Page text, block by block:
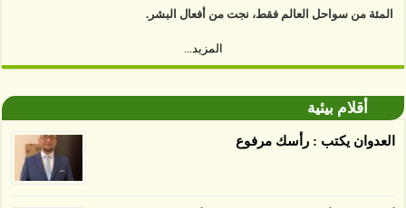
المئة من سواحل العالم فقط، نجت من أفعال البشر.
اعتمادها على أنها مستدامة تدمرت بشكل أسرع من
الغطاء عن أي ادعاءات تقول بأن الزيت يمكن ألا
المزيد...
أقلام بيئية
العدوان يكتب : رأسك مرفوع